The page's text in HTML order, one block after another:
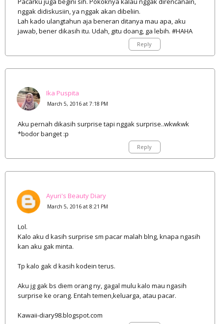
nggak didiskusiin, ya nggak akan dibeliin.
Lah kado ulangtahun aja beneran ditanya mau apa, aku
jawab, bener dikasih itu. Udah, gitu doang, ga lebih. #HAHA
Reply
Ika Puspita
March 5, 2016 at 7:18 PM
Aku pernah dikasih surprise tapi nggak surprise..wkwkwk
*bodor banget :p
Reply
Ayuri's Beauty Diary
March 5, 2016 at 8:21 PM
Lol.
Kalo aku d kasih surprise sm pacar malah blng, knapa ngasih
kan aku gak minta.
Tp kalo gak d kasih kodein terus.
Aku jg gak bs diem orang ny, gagal mulu kalo mau ngasih
surprise ke orang. Entah temen,keluarga, atau pacar.
Kawaii-diary98.blogspot.com